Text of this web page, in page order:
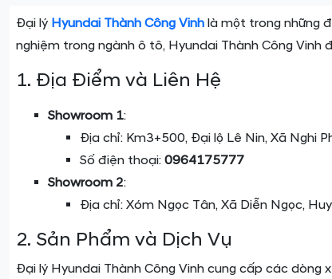
Đại lý Hyundai Thành Công Vinh là một trong những
nghiệm trong ngành ô tô, Hyundai Thành Công
1. Địa Điểm và Liên Hệ
Showroom 1:
Địa chỉ: Km3+500, Đại lộ Lê Nin, Xã Nghi
Số điện thoại: 0964175777
Showroom 2:
Địa chỉ: Xóm Ngọc Tân, Xã Diễn Ngọc,
2. Sản Phẩm và Dịch Vụ
Đại lý Hyundai Thành Công Vinh cung cấp các